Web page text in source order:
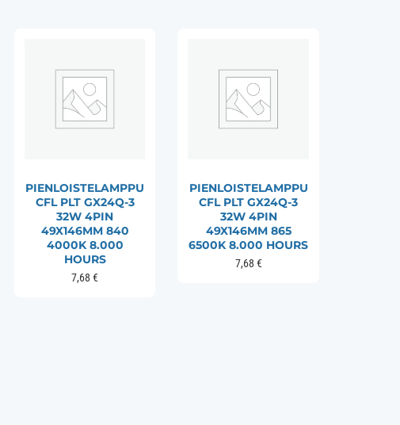
PIENLOISTELAMPPU
CFL PLT GX24Q-3
32W 4PIN
49X146MM 840
4000K 8.000
HOURS
7,68€
PIENLOISTELAMPPU
CFL PLT GX24Q-3
32W 4PIN
49X146MM 865
6500K 8.000 HOURS
7,68 €